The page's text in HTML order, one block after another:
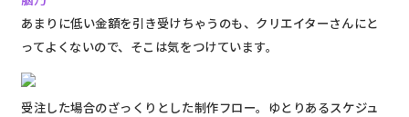
あまりに低い金額を引き受けちゃうのも、クリエイターさんにと
ってよくないので、そこは気をつけています。
受注した場合のざっくりとした制作フロー。ゆとりあるスケジュ